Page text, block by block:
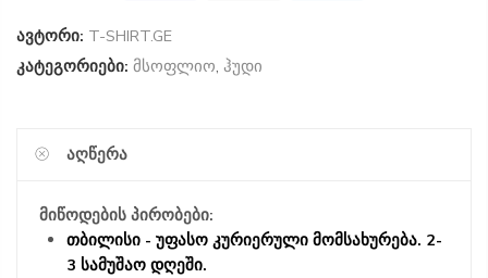
ავტორი: T-SHIRT.GE
კატეგორიები: მსოფლიო, ჰუდი
ᲐᲦᲬᲔᲠᲐ
მიწოდების პირობები:
თბილისი - უფასო კურიერული მომსახურება. 2-
3 სამუშაო დღეში.